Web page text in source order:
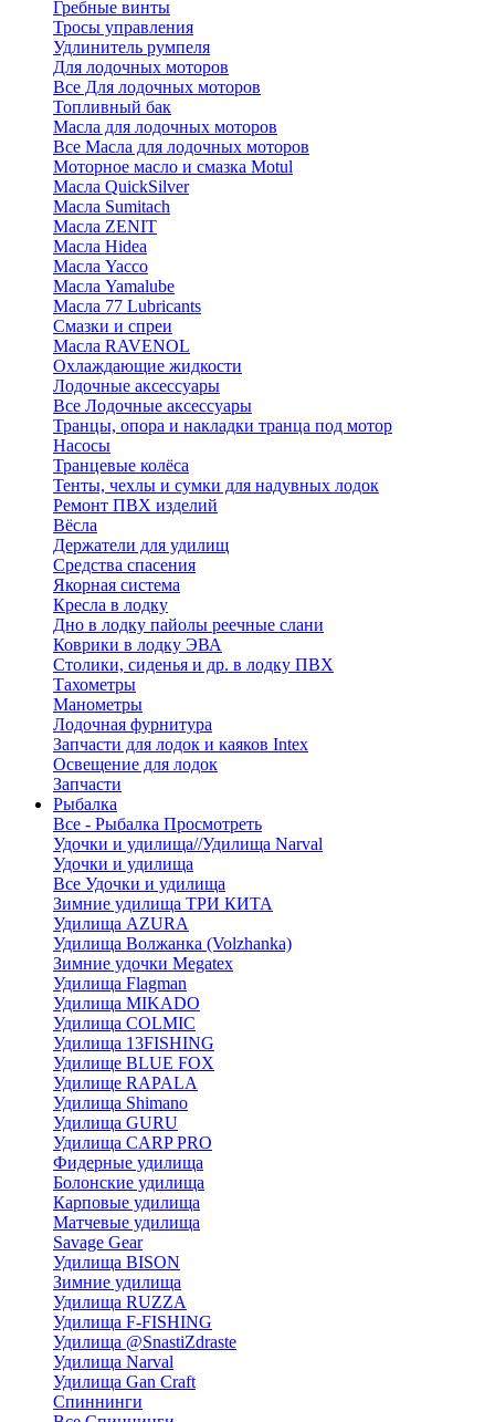
Гребные винты
Тросы управления
Удлинитель румпеля
Для лодочных моторов
Все Для лодочных моторов
Топливный бак
Масла для лодочных моторов
Все Масла для лодочных моторов
Моторное масло и смазка Motul
Масла QuickSilver
Масла Sumitach
Масла ZENIT
Масла Hidea
Масла Yacco
Масла Yamalube
Масла 77 Lubricants
Смазки и спреи
Масла RAVENOL
Охлаждающие жидкости
Лодочные аксессуары
Все Лодочные аксессуары
Транцы, опора и накладки транца под мотор
Насосы
Транцевые колёса
Тенты, чехлы и сумки для надувных лодок
Ремонт ПВХ изделий
Вёсла
Держатели для удилищ
Средства спасения
Якорная система
Кресла в лодку
Дно в лодку пайолы реечные слани
Коврики в лодку ЭВА
Столики, сиденья и др. в лодку ПВХ
Тахометры
Манометры
Лодочная фурнитура
Запчасти для лодок и каяков Intex
Освещение для лодок
Запчасти
Рыбалка
Все - Рыбалка Просмотреть
Удочки и удилища//Удилища Narval
Удочки и удилища
Все Удочки и удилища
Зимние удилища ТРИ КИТА
Удилища AZURA
Удилища Волжанка (Volzhanka)
Зимние удочки Megatex
Удилища Flagman
Удилища MIKADO
Удилища COLMIC
Удилища 13FISHING
Удилище BLUE FOX
Удилище RAPALA
Удилища Shimano
Удилища GURU
Удилища CARP PRO
Фидерные удилища
Болонские удилища
Карповые удилища
Матчевые удилища
Savage Gear
Удилища BISON
Зимние удилища
Удилища RUZZA
Удилища F-FISHING
Удилища @SnastiZdraste
Удилища Narval
Удилища Gan Craft
Спиннинги